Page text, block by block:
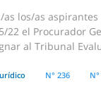
as los/as
22 el Procurador
al Tribunal
N° 236